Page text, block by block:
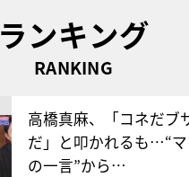
ランキング
RANKING
高橋真麻、「コネだブ
だ」と叩かれるも…“
の一言”から…